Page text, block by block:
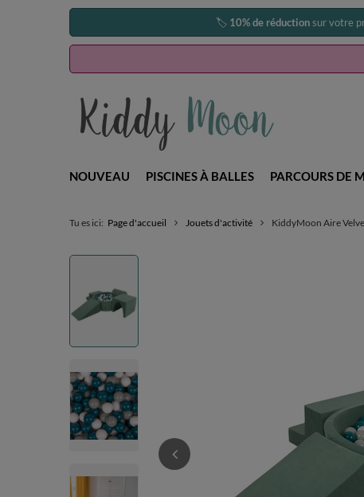
🏷️ 10% de réductionsur votre
NOUVEAU PISCINES À BALLES PARCOURS DE
Tu es ici: Page d'accueil Jouets d'activité KiddyMoon Aire